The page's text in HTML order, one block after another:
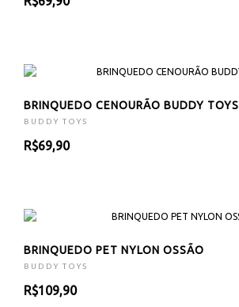
BRINQUEDO CENOURÃO BUDDY TOYS
BUDDY TOYS
R$69,90
BRINQUEDO PET NYLON OSSÃO
BUDDY TOYS
R$109,90